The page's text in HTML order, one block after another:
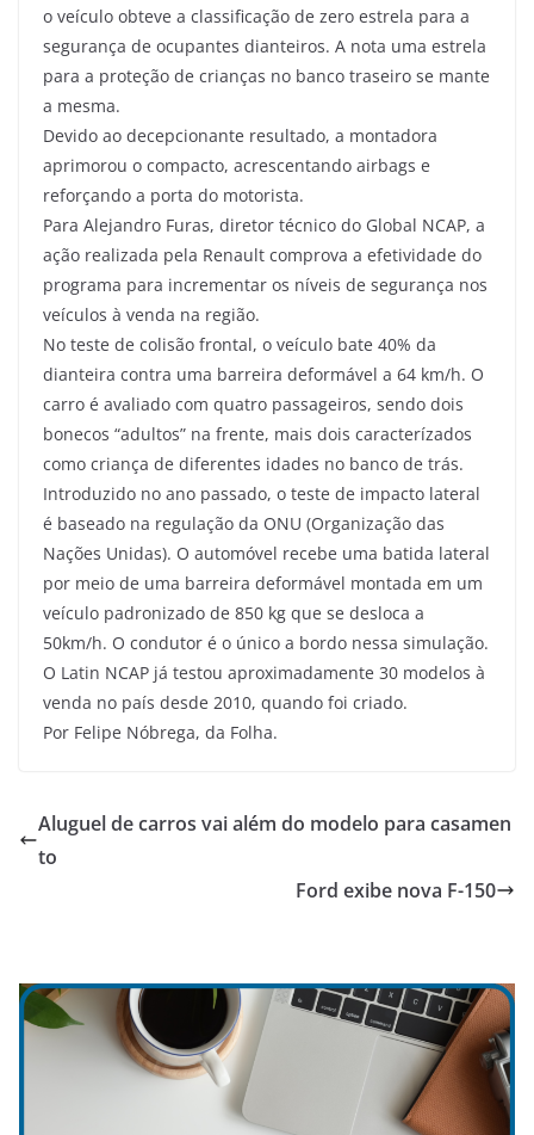
o veículo obteve a classificação de zero estrela para a
segurança de ocupantes dianteiros. A nota uma estrela
para a proteção de crianças no banco traseiro se mante
a mesma.
Devido ao decepcionante resultado, a montadora
aprimorou o compacto, acrescentando airbags e
reforçando a porta do motorista.
Para Alejandro Furas, diretor técnico do Global NCAP, a
ação realizada pela Renault comprova a efetividade do
programa para incrementar os níveis de segurança nos
veículos à venda na região.
No teste de colisão frontal, o veículo bate 40% da
dianteira contra uma barreira deformável a 64 km/h. O
carro é avaliado com quatro passageiros, sendo dois
bonecos “adultos” na frente, mais dois caracterízados
como criança de diferentes idades no banco de trás.
Introduzido no ano passado, o teste de impacto lateral
é baseado na regulação da ONU (Organização das
Nações Unidas). O automóvel recebe uma batida lateral
por meio de uma barreira deformável montada em um
veículo padronizado de 850 kg que se desloca a
50km/h. O condutor é o único a bordo nessa simulação.
O Latin NCAP já testou aproximadamente 30 modelos à
venda no país desde 2010, quando foi criado.
Por Felipe Nóbrega, da Folha.
Aluguel de carros vai além do modelo para casamen
to
Ford exibe nova F-150